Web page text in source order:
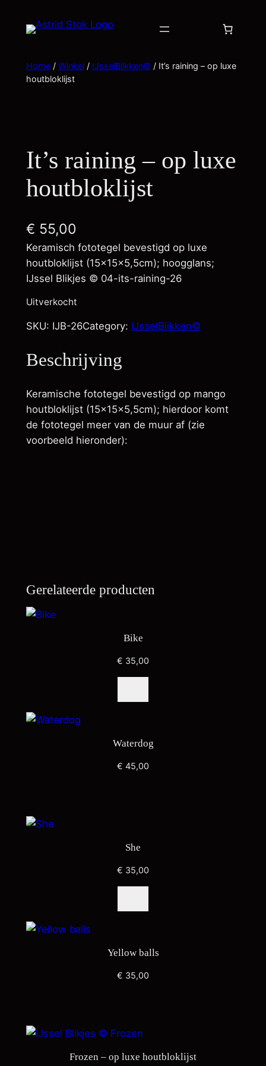
Home/ Winkel/ IJsselBlikken© / It’s raining – op luxe
houtbloklijst
It’s raining – op luxe
houtbloklijst
€ 55,00
Keramisch fototegel bevestigd op luxe
houtbloklijst (15x15x5,5cm); hoogglans;
IJssel Blikjes © 04-its-raining-26
Uitverkocht
SKU: IJB-26Category: IJsselBlikken©
Beschrijving
Keramische fototegel bevestigd op mango
houtbloklijst (15x15x5,5cm); hierdoor komt
de fototegel meer van de muur af (zie
voorbeeld hieronder):
Gerelateerde producten
Bike
€ 35,00
Waterdog
€ 45,00
She
€ 35,00
Yellow balls
€ 35,00
Frozen – op luxe houtbloklijst